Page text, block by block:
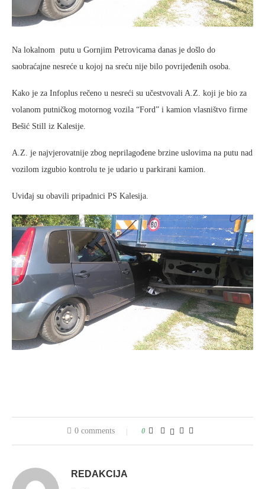
Na lokalnom putu u Gornjim Petrovicama danas je došlo do
saobraćajne nesreće u kojoj na sreću nije bilo povrijeđenih osoba.
Kako je za Infoplus rečeno u nesreći su učestvovali A.Z. koji je bio za
volanom putničkog motornog vozila “Ford” i kamion vlasništvo firme
Bešić Still iz Kalesije.
A.Z. je najvjerovatnije zbog neprilagođene brzine uslovima na putu nad
vozilom izgubio kontrolu te je udario u parkirani kamion.
Uviđaj su obavili pripadnici PS Kalesija.
0 comments 0
REDAKCIJA